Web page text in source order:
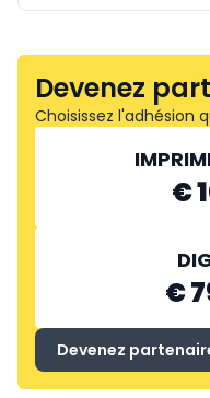
Devenez
Choisissez l'adhésion
€
€
Devenez